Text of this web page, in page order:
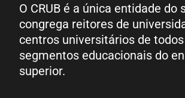
O CRUB é a única entidade do
congrega reitores de
centros universitários de
segmentos educacionais do
superior.